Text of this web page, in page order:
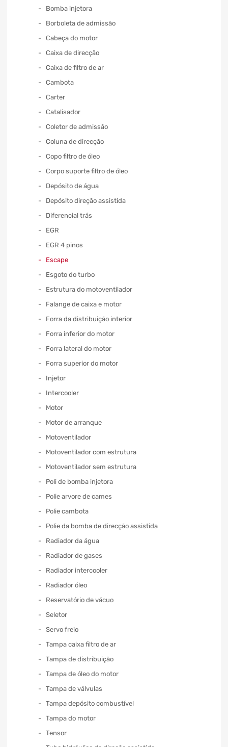
Bomba injetora
Borboleta de admissão
Cabeça do motor
Caixa de direcção
Caixa de filtro de ar
Cambota
Carter
Catalisador
Coletor de admissão
Coluna de direcção
Copo filtro de óleo
Corpo suporte filtro de óleo
Depósito de água
Depósito direção assistida
Diferencial trás
EGR
EGR 4 pinos
Escape
Esgoto do turbo
Estrutura do motoventilador
Falange de caixa e motor
Forra da distribuição interior
Forra inferior do motor
Forra lateral do motor
Forra superior do motor
Injetor
Intercooler
Motor
Motor de arranque
Motoventilador
Motoventilador com estrutura
Motoventilador sem estrutura
Poli de bomba injetora
Polie arvore de cames
Polie cambota
Polie da bomba de direcção assistida
Radiador da água
Radiador de gases
Radiador intercooler
Radiador óleo
Reservatório de vácuo
Seletor
Servo freio
Tampa caixa filtro de ar
Tampa de distribuição
Tampa de óleo do motor
Tampa de válvulas
Tampa depósito combustível
Tampa do motor
Tensor